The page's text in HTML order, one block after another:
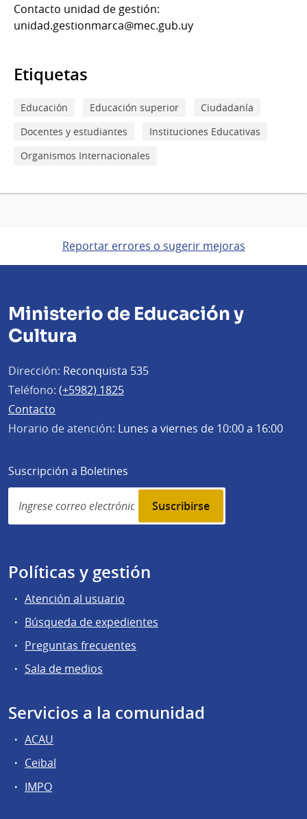
Contacto unidad de gestión:
unidad.gestionmarca@mec.gub.uy
Etiquetas
Educación Educación superior
Ciudadanía
Docentes y estudiantes
Instituciones Educativas
Organismos Internacionales
Reportar errores o sugerir mejoras
Ministerio de Educación y
Cultura
Dirección: Reconquista 535
Teléfono: (+5982) 1825
Contacto
Horario de atención: Lunes a viernes de 10:00 a 16:00
Suscripción a Boletines
Simplenews
subscription
Políticas y gestión
Atención al usuario
Búsqueda de expedientes
Preguntas frecuentes
Sala de medios
Servicios a la comunidad
ACAU
Ceibal
IMPO